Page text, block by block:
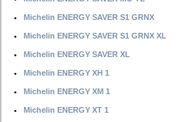
Michelin ENERGY SAVER S1 GRNX
Michelin ENERGY SAVER S1 GRNX XL
Michelin ENERGY SAVER XL
Michelin ENERGY XH 1
Michelin ENERGY XM 1
Michelin ENERGY XT 1